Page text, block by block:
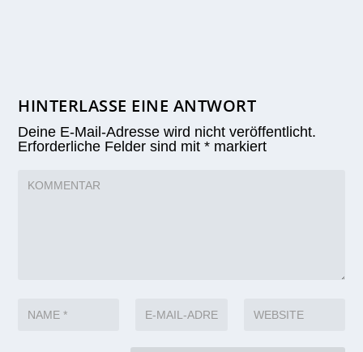
HINTERLASSE EINE ANTWORT
Deine E-Mail-Adresse wird nicht veröffentlicht.
Erforderliche Felder sind mit* markiert